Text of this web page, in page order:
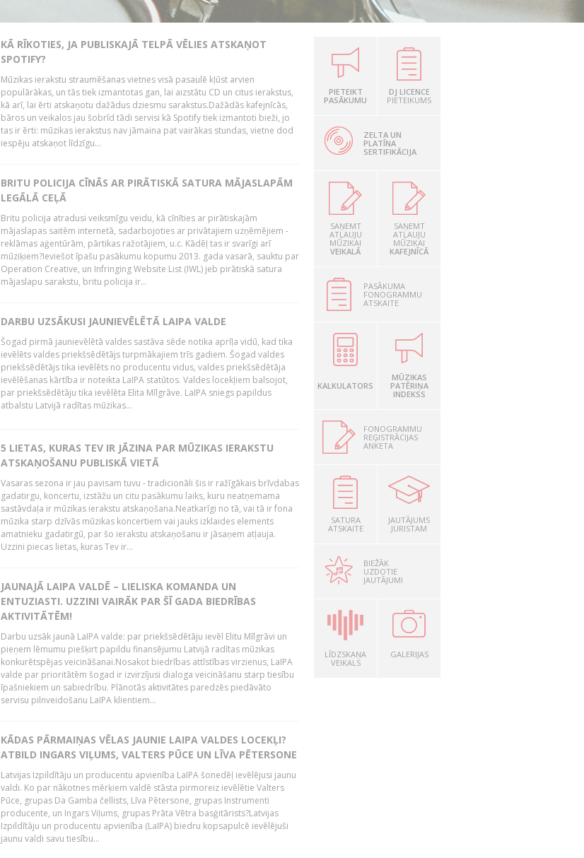
KĀ RĪKOTIES, JA PUBLISKAJĀ TELPĀ VĒLIES ATSKAŅOT
SPOTIFY?
Mūzikas ierakstu straumēšanas vietnes visā pasaulē kļūst arvien
populārākas, un tās tiek izmantotas gan, lai aizstātu CD un citus ierakstus,
kā arī, lai ērti atskaņotu dažādus dziesmu sarakstus.Dažādās kafejnīcās,
bāros un veikalos jau šobrīd tādi servisi kā Spotify tiek izmantoti bieži, jo
tas ir ērti: mūzikas ierakstus nav jāmaina pat vairākas stundas, vietne dod
iespēju atskaņot līdzīgu...
BRITU POLICIJA CĪNĀS AR PIRĀTISKĀ SATURA MĀJASLAPĀM
LEGĀLĀ CEĻĀ
Britu policija atradusi veiksmīgu veidu, kā cīnīties ar pirātiskajām
mājaslapas saitēm internetā, sadarbojoties ar privātajiem uzņēmējiem -
reklāmas aģentūrām, pārtikas ražotājiem, u.c. Kādēļ tas ir svarīgi arī
mūziķiem?Ieviešot īpašu pasākumu kopumu 2013. gada vasarā, sauktu par
Operation Creative, un Infringing Website List (IWL) jeb pirātiskā satura
mājaslapu sarakstu, britu policija ir...
DARBU UZSĀKUSI JAUNIEVĒLĒTĀ LAIPA VALDE
Šogad pirmā jaunievēlētā valdes sastāva sēde notika aprīļa vidū, kad tika
ievēlēts valdes priekšsēdētājs turpmākajiem trīs gadiem. Šogad valdes
priekšsēdētājs tika ievēlēts no producentu vidus, valdes priekšsēdētāja
ievēlēšanas kārtība ir noteikta LaIPA statūtos. Valdes locekļiem balsojot,
par priekšsēdētāju tika ievēlēta Elita Mīlgrāve. LaIPA sniegs papildus
atbalstu Latvijā radītas mūzikas...
5 LIETAS, KURAS TEV IR JĀZINA PAR MŪZIKAS IERAKSTU
ATSKAŅOŠANU PUBLISKĀ VIETĀ
Vasaras sezona ir jau pavisam tuvu - tradicionāli šis ir ražīgākais brīvdabas
gadatirgu, koncertu, izstāžu un citu pasākumu laiks, kuru neatņemama
sastāvdaļa ir mūzikas ierakstu atskaņošana.Neatkarīgi no tā, vai tā ir fona
mūzika starp dzīvās mūzikas koncertiem vai jauks izklaides elements
amatnieku gadatirgū, par šo ierakstu atskaņošanu ir jāsaņem atļauja.
Uzzini piecas lietas, kuras Tev ir...
JAUNAJĀ LAIPA VALDĒ – LIELISKA KOMANDA UN
ENTUZIASTI. UZZINI VAIRĀK PAR ŠĪ GADA BIEDRĪBAS
AKTIVITĀTĒM!
Darbu uzsāk jaunā LaIPA valde: par priekšsēdētāju ievēl Elitu Mīlgrāvi un
pieņem lēmumu piešķirt papildu finansējumu Latvijā radītas mūzikas
konkurētspējas veicināšanai.Nosakot biedrības attīstības virzienus, LaIPA
valde par prioritātēm šogad ir izvirzījusi dialoga veicināšanu starp tiesību
īpašniekiem un sabiedrību. Plānotās aktivitātes paredzēs piedāvāto
servisu pilnveidošanu LaIPA klientiem...
KĀDAS PĀRMAIŅAS VĒLAS JAUNIE LAIPA VALDES LOCEKĻI?
ATBILD INGARS VIĻUMS, VALTERS PŪCE UN LĪVA PĒTERSONE
Latvijas Izpildītāju un producentu apvienība LaIPA šonedēļ ievēlējusi jaunu
valdi. Ko par nākotnes mērķiem valdē stāsta pirmoreiz ievēlētie Valters
Pūce, grupas Da Gamba čellists, Līva Pētersone, grupas Instrumenti
producente, un Ingars Viļums, grupas Prāta Vētra basģitārists?Latvijas
Izpildītāju un producentu apvienība (LaIPA) biedru kopsapulcē ievēlējuši
jaunu valdi savu tiesību...
PIETEIKT
PASĀKUMU
DJ LICENCE
PIETEIKUMS
ZELTA UN
PLATĪNA
SERTIFIKĀCIJA
SAŅEMT
ATĻAUJU
MŪZIKAI
VEIKALĀ
SAŅEMT
ATĻAUJU
MŪZIKAI
KAFEJNĪCĀ
PASĀKUMA
FONOGRAMMU
ATSKAITE
KALKULATORS
MŪZIKAS
PATĒRIŅA
INDEKSS
FONOGRAMMU
REĢISTRĀCIJAS
ANKETA
SATURA
ATSKAITE
JAUTĀJUMS
JURISTAM
BIEŽĀK
UZDOTIE
JAUTĀJUMI
LĪDZSKAŅA
VEIKALS
GALERIJAS